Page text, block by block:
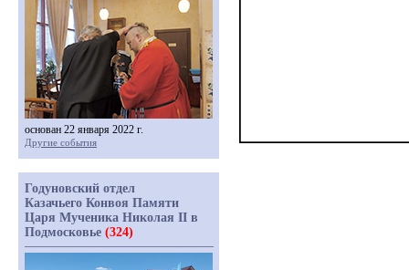
основан 22 января 2022 г.
Другие события
Годуновский отдел
Казачьего Конвоя Памяти
Царя Мученика Николая II в
Подмосковье (324)